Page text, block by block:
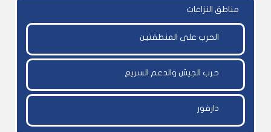
مناطق النزاعات
الحرب على المنطقتين
حرب الجيش والدعم السريع
دارفور